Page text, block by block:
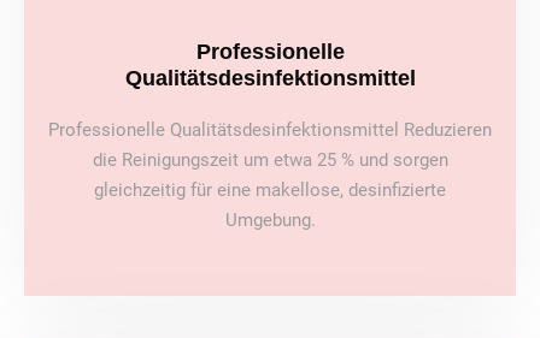
Professionelle
Qualitätsdesinfektionsmittel
Professionelle Qualitätsdesinfektionsmittel Reduzieren
die Reinigungszeit um etwa 25 % und sorgen
gleichzeitig für eine makellose, desinfizierte
Umgebung.